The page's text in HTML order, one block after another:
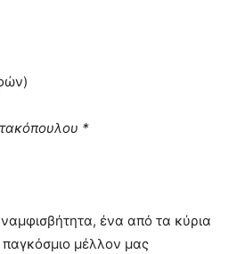
*
ένα από τα κύρια
παγκόσμιο μέλλον μας